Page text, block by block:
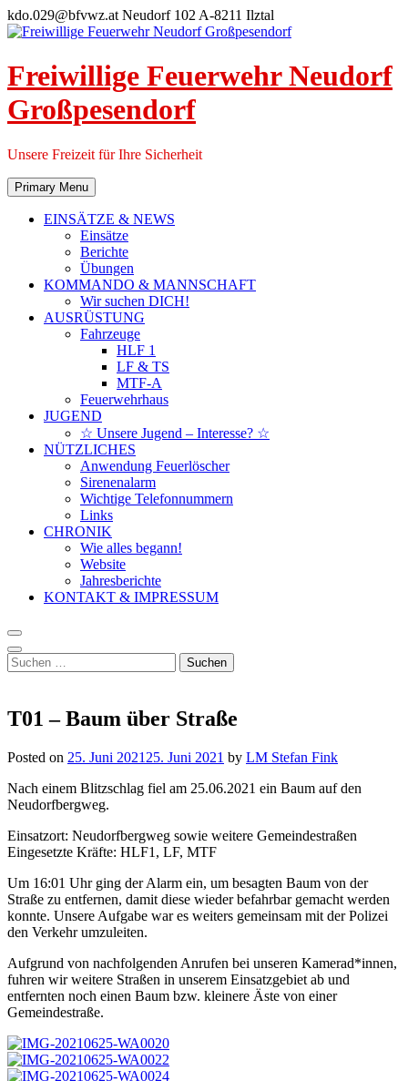
Skip
to
kdo.029@bfvwz.at Neudorf 102 A-8211 Ilztal
Freiwillige Feuerwehr Neudorf
Großpesendorf
Unsere Freizeit für Ihre Sicherheit
Primary Menu
EINSÄTZE & NEWS
Einsätze
Berichte
Übungen
KOMMANDO & MANNSCHAFT
Wir suchen DICH!
AUSRÜSTUNG
Fahrzeuge
HLF 1
LF & TS
MTF-A
Feuerwehrhaus
JUGEND
☆ Unsere Jugend – Interesse? ☆
NÜTZLICHES
Anwendung Feuerlöscher
Sirenenalarm
Wichtige Telefonnummern
Links
CHRONIK
Wie alles begann!
Website
Jahresberichte
KONTAKT & IMPRESSUM
Suchen
nach:
T01 – Baum über Straße
Posted on 25. Juni 2021 25. Juni 2021 by LM Stefan Fink
Nach einem Blitzschlag fiel am 25.06.2021 ein Baum auf den
Neudorfbergweg.
Einsatzort: Neudorfbergweg sowie weitere Gemeindestraßen
Eingesetzte Kräfte: HLF1, LF, MTF
Um 16:01 Uhr ging der Alarm ein, um besagten Baum von der
Straße zu entfernen, damit diese wieder befahrbar gemacht werden
konnte. Unsere Aufgabe war es weiters gemeinsam mit der Polizei
den Verkehr umzuleiten.
Aufgrund von nachfolgenden Anrufen bei unseren Kamerad*innen,
fuhren wir weitere Straßen in unserem Einsatzgebiet ab und
entfernten noch einen Baum bzw. kleinere Äste von einer
Gemeindestraße.